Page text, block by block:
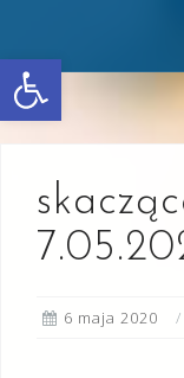
Otwórz pasek narzędzi
content
6 maja 2020